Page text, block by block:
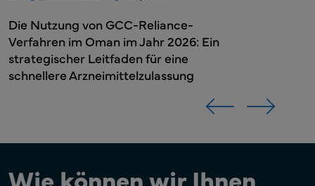
Regulierungsberater
Wie können wir Ihnen